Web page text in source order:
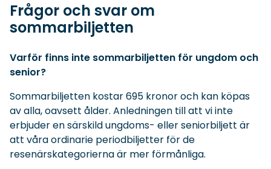
Frågor och svar om
sommarbiljetten
Varför finns inte sommarbiljetten för ungdom och
senior?
Sommarbiljetten kostar 695 kronor och kan köpas
av alla, oavsett ålder. Anledningen till att vi inte
erbjuder en särskild ungdoms- eller seniorbiljett är
att våra ordinarie periodbiljetter för de
resenärskategorierna är mer förmånliga.